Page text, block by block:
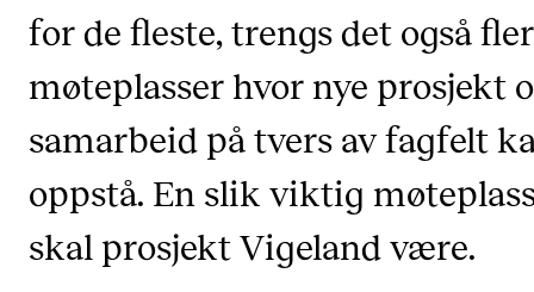
Utveksling
Internasjonal strategi
Nettverk
IN.TUNE
for de fleste, trengs det også
møteplasser hvor nye prosjekt
samarbeid på tvers av fagfelt
oppstå. En slik viktig
skal prosjekt Vigeland være.